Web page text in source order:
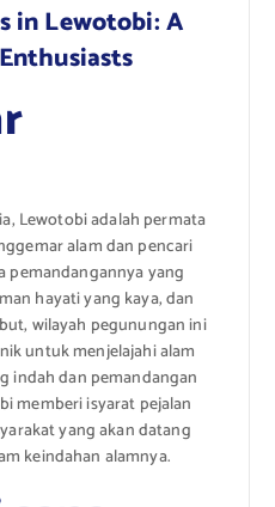
in Lewotobi: A
Lewotobi adalah permata
alam dan pencari
pemandangannya yang
hayati yang kaya, dan
wilayah pegunungan ini
untuk menjelajahi alam
indah dan pemandangan
memberi isyarat pejalan
yang akan datang
keindahan alamnya.